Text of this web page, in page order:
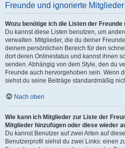
Freunde und ignorierte Mitglieder
Wozu benötige ich die Listen der
Du kannst diese Listen benutzen, um
verwalten. Mitglieder, die du deiner
deinem persönlichen Bereich für den
dort deren Onlinestatus und kannst ihnen
senden. Abhängig von dem Style, den du
Freunde auch hervorgehoben sein. Wenn
siehst du seine Beiträge standardmäßig
Nach oben
Wie kann ich Mitglieder zur Liste der
Mitglieder hinzufügen oder diese wieder
Du kannst Benutzer auf zwei Arten auf
Benutzerprofil siehst du zwei Links: einen